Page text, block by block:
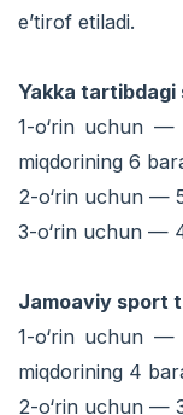
e’tirof etiladi.
Yakka
1-o‘rin uchun —
miqdorining 6
2-o‘rin uchun —
3-o‘rin uchun —
Jamoaviy sport
1-o‘rin uchun —
miqdorining 4
2-o‘rin uchun —